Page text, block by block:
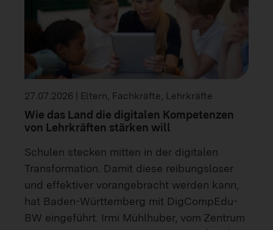
27.07.2026 | Eltern, Fachkräfte, Lehrkräfte
Wie das Land die digitalen Kompetenzen
von Lehrkräften stärken will
Schulen stecken mitten in der digitalen
Transformation. Damit diese reibungsloser
und effektiver vorangebracht werden kann,
hat Baden-Württemberg mit DigCompEdu-
BW eingeführt. Irmi Mühlhuber, vom Zentrum